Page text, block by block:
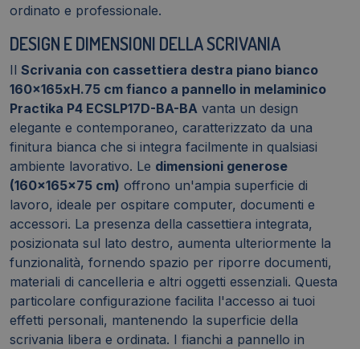
ordinato e professionale.
DESIGN E DIMENSIONI DELLA SCRIVANIA
Il Scrivania con cassettiera destra piano bianco
160x165xH.75 cm fianco a pannello in melaminico
Practika P4 ECSLP17D-BA-BA vanta un design
elegante e contemporaneo, caratterizzato da una
finitura bianca che si integra facilmente in qualsiasi
ambiente lavorativo. Le dimensioni generose
(160x165x75 cm) offrono un'ampia superficie di
lavoro, ideale per ospitare computer, documenti e
accessori. La presenza della cassettiera integrata,
posizionata sul lato destro, aumenta ulteriormente la
funzionalità, fornendo spazio per riporre documenti,
materiali di cancelleria e altri oggetti essenziali. Questa
particolare configurazione facilita l'accesso ai tuoi
effetti personali, mantenendo la superficie della
scrivania libera e ordinata. I fianchi a pannello in